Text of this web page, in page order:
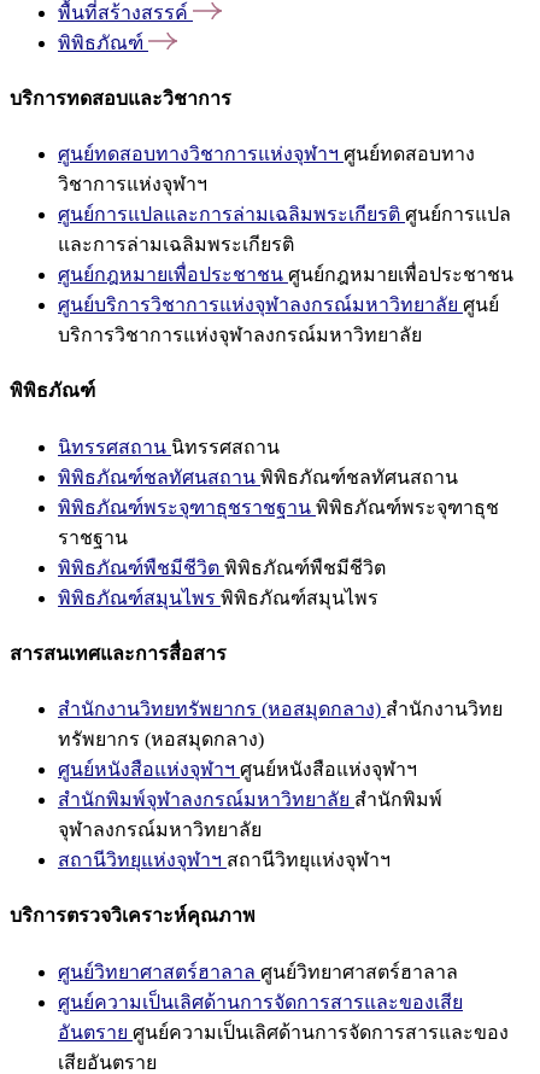
พื้นที่สร้างสรรค์
พิพิธภัณฑ์
บริการทดสอบและวิชาการ
ศูนย์ทดสอบทางวิชาการแห่งจุฬาฯ ศูนย์ทดสอบทาง
วิชาการแห่งจุฬาฯ
ศูนย์การแปลและการล่ามเฉลิมพระเกียรติ ศูนย์การแปล
และการล่ามเฉลิมพระเกียรติ
ศูนย์กฎหมายเพื่อประชาชน ศูนย์กฎหมายเพื่อประชาชน
ศูนย์บริการวิชาการแห่งจุฬาลงกรณ์มหาวิทยาลัย ศูนย์
บริการวิชาการแห่งจุฬาลงกรณ์มหาวิทยาลัย
พิพิธภัณฑ์
นิทรรศสถาน นิทรรศสถาน
พิพิธภัณฑ์ชลทัศนสถาน พิพิธภัณฑ์ชลทัศนสถาน
พิพิธภัณฑ์พระจุฑาธุชราชฐาน พิพิธภัณฑ์พระจุฑาธุช
ราชฐาน
พิพิธภัณฑ์พืชมีชีวิต พิพิธภัณฑ์พืชมีชีวิต
พิพิธภัณฑ์สมุนไพร พิพิธภัณฑ์สมุนไพร
สารสนเทศและการสื่อสาร
สำนักงานวิทยทรัพยากร (หอสมุดกลาง) สำนักงานวิทย
ทรัพยากร (หอสมุดกลาง)
ศูนย์หนังสือแห่งจุฬาฯ ศูนย์หนังสือแห่งจุฬาฯ
สำนักพิมพ์จุฬาลงกรณ์มหาวิทยาลัย สำนักพิมพ์
จุฬาลงกรณ์มหาวิทยาลัย
สถานีวิทยุแห่งจุฬาฯ สถานีวิทยุแห่งจุฬาฯ
บริการตรวจวิเคราะห์คุณภาพ
ศูนย์วิทยาศาสตร์ฮาลาล ศูนย์วิทยาศาสตร์ฮาลาล
ศูนย์ความเป็นเลิศด้านการจัดการสารและของเสีย
อันตราย ศูนย์ความเป็นเลิศด้านการจัดการสารและของ
เสียอันตราย